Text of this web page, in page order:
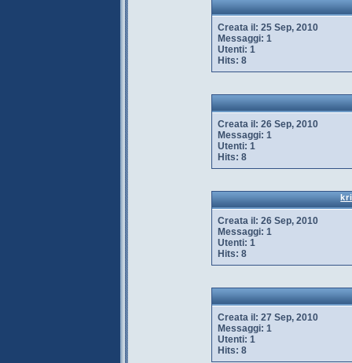
Creata il: 25 Sep, 2010
Messaggi: 1
Utenti: 1
Hits: 8
Creata il: 26 Sep, 2010
Messaggi: 1
Utenti: 1
Hits: 8
Creata il: 26 Sep, 2010
Messaggi: 1
Utenti: 1
Hits: 8
Creata il: 27 Sep, 2010
Messaggi: 1
Utenti: 1
Hits: 8